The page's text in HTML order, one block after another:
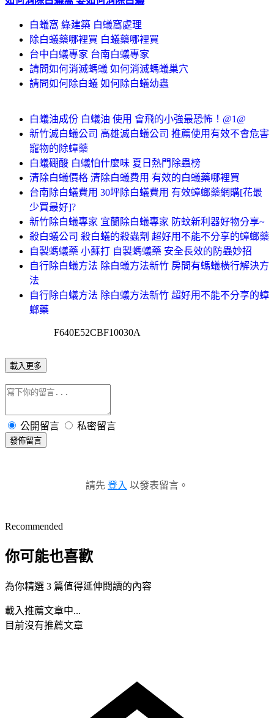
白蟻窩 綠建築 白蟻窩處理
除白蟻藥哪裡買 白蟻藥哪裡買
台中白蟻專家 台南白蟻專家
請問如何消滅螞蟻 如何消滅螞蟻巢穴
請問如何除白蟻 如何除白蟻幼蟲
白蟻油成份 白蟻油 使用 會飛的小強最恐怖！@1@
新竹滅白蟻公司 高雄滅白蟻公司 推薦使用有效不會危害
寵物的除蟑藥
白蟻硼酸 白蟻怕什麼味 夏日熱門除蟲榜
清除白蟻價格 清除白蟻費用 有效的白蟻藥哪裡買
台南除白蟻費用 30坪除白蟻費用 有效蟑螂藥網購[花最
少買最好]?
新竹除白蟻專家 宜蘭除白蟻專家 防蚊新利器好物分享~
殺白蟻公司 殺白蟻的殺蟲劑 超好用不能不分享的蟑螂藥
自製螞蟻藥 小蘇打 自製螞蟻藥 安全長效的防蟲妙招
自行除白蟻方法 除白蟻方法新竹 房間有螞蟻橫行解決方
法
自行除白蟻方法 除白蟻方法新竹 超好用不能不分享的蟑
螂藥
F640E52CBF10030A
載入更多
公開留言 私密留言
發佈留言
請先 登入 以發表留言。
Recommended
你可能也喜歡
為你精選 3 篇值得延伸閱讀的內容
載入推薦文章中...
目前沒有推薦文章